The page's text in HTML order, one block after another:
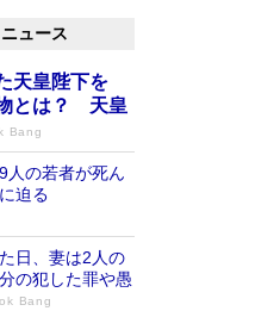
ニュース
天皇陛下を
とは？ 天皇
Bang
の若者が死ん
迫る
日、妻は2人の
の犯した罪や愚
Bang